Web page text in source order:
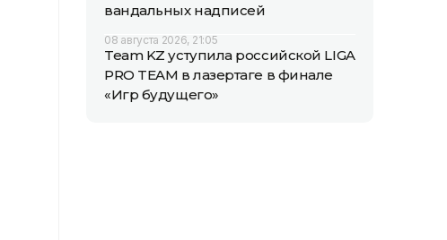
вандальных надписей
08 августа 2026, 21:05
Team KZ уступила российской LIGA
PRO TEAM в лазертаге в финале
«Игр будущего»